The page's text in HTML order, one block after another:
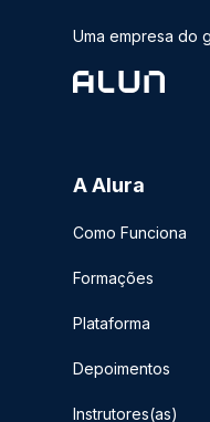
Uma empresa do
A Alura
Como Funciona
Formações
Plataforma
Depoimentos
Instrutores(as)